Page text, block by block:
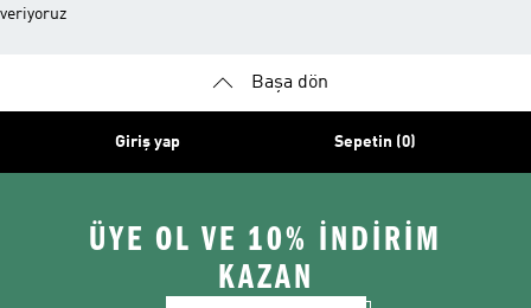
veriyoruz
Başa dön
Giriş yap Sepetin (0)
ÜYE OL VE 10% İNDİRİM
KAZAN